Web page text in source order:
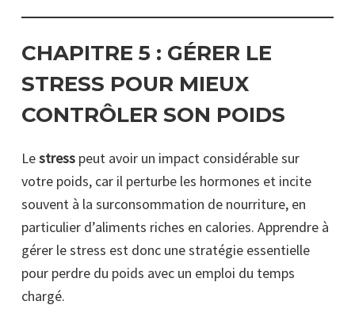
CHAPITRE 5 : GÉRER LE
STRESS POUR MIEUX
CONTRÔLER SON POIDS
Lestress peut avoir un impact considérable sur
votre poids, car il perturbe les hormones et incite
souvent à la surconsommation de nourriture, en
particulier d’aliments riches en calories. Apprendre à
gérer le stress est donc une stratégie essentielle
pour perdre du poids avec un emploi du temps
chargé.